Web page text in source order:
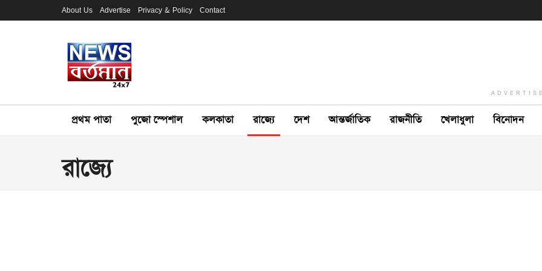
About Us Advertise Privacy & Policy Contact
প্রথম পাতা পুজো স্পেশাল কলকাতা রাজ্যে দেশ আন্তর্জাতিক রাজনীতি খেলাধুলা বিনোদন
রাজ্যে